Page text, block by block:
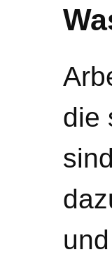
die